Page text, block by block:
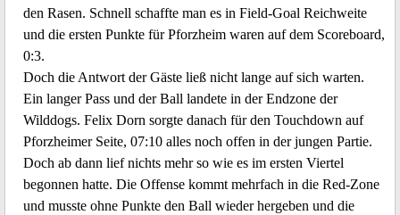
den Rasen. Schnell schaffte man es in Field-Goal Reichweite
und die ersten Punkte für Pforzheim waren auf dem Scoreboard,
0:3.
Doch die Antwort der Gäste ließ nicht lange auf sich warten.
Ein langer Pass und der Ball landete in der Endzone der
Wilddogs. Felix Dorn sorgte danach für den Touchdown auf
Pforzheimer Seite, 07:10 alles noch offen in der jungen Partie.
Doch ab dann lief nichts mehr so wie es im ersten Viertel
begonnen hatte. Die Offense kommt mehrfach in die Red-Zone
und musste ohne Punkte den Ball wieder hergeben und die